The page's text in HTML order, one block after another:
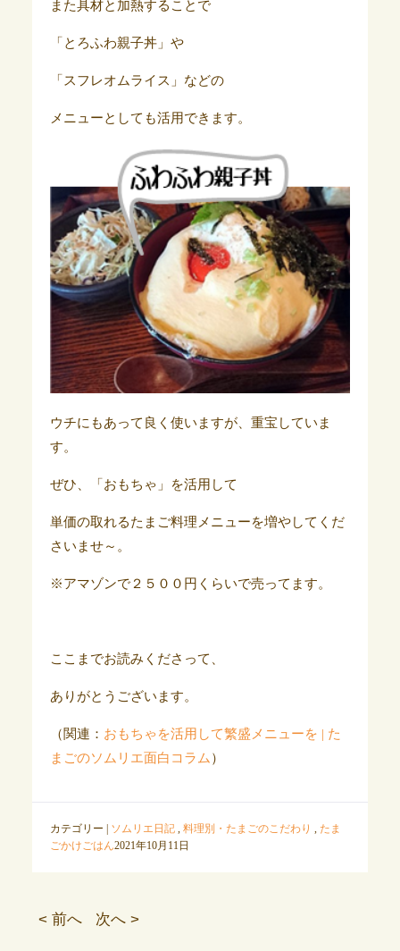
また具材と加熱することで
「とろふわ親子丼」や
「スフレオムライス」などの
メニューとしても活用できます。
ウチにもあって良く使いますが、重宝していま
す。
ぜひ、「おもちゃ」を活用して
単価の取れるたまご料理メニューを増やしてくだ
さいませ～。
※アマゾンで２５００円くらいで売ってます。
ここまでお読みくださって、
ありがとうございます。
（関連： おもちゃを活用して繁盛メニューを | た
まごのソムリエ面白コラム ）
カテゴリー | ソムリエ日記, 料理別・たまごのこだわり
たま
ごかけごはん2021年10月11日
< 前へ 次へ >